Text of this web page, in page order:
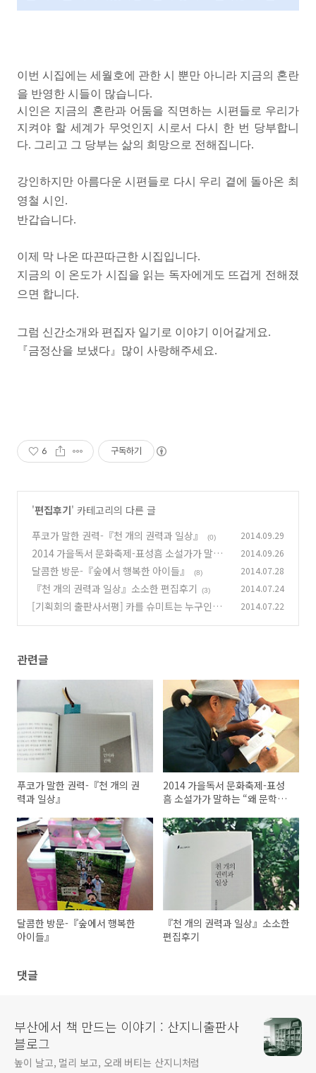
이번 시집에는 세월호에 관한 시 뿐만 아니라 지금의 혼란
을 반영한 시들이 많습니다.
시인은 지금의 혼란과 어둠을 직면하는 시편들로 우리가
지켜야 할 세계가 무엇인지 시로서 다시 한 번 당부합니
다. 그리고 그 당부는 삶의 희망으로 전해집니다.
강인하지만 아름다운 시편들로 다시 우리 곁에 돌아온 최
영철 시인.
반갑습니다.
이제 막 나온 따끈따근한 시집입니다.
지금의 이 온도가 시집을 읽는 독자에게도 뜨겁게 전해졌
으면 합니다.
그럼 신간소개와 편집자 일기로 이야기 이어갈게요.
『금정산을 보냈다 』 많이 사랑해주세요.
6 구독하기
'편집후기' 카테고리의 다른 글
푸코가 말한 권력-『천 개의 권력과 일상』
(0) 2014.09.29
2014 가을독서 문화축제-표성흠 소설가가 말하
는 “왜 문학인가” (0)
2014.09.26
달콤한 방문-『숲에서 행복한 아이들』 (8) 2014.07.28
『천 개의 권력과 일상』소소한 편집후기 (3) 2014.07.24
[기획회의 출판사서평] 카를 슈미트는 누구인가
2014.07.22
관련글
푸코가 말한 권력-『천 개의 권
력과 일상』
2014 가을독서 문화축제-표성
흠 소설가가 말하는 “왜 문학인
달콤한 방문-『숲에서 행복한
아이들』
『천 개의 권력과 일상』소소한
편집후기
댓글
부산에서 책 만드는 이야기 : 산지니출판사
블로그
높이 날고, 멀리 보고, 오래 버티는 산지니처럼